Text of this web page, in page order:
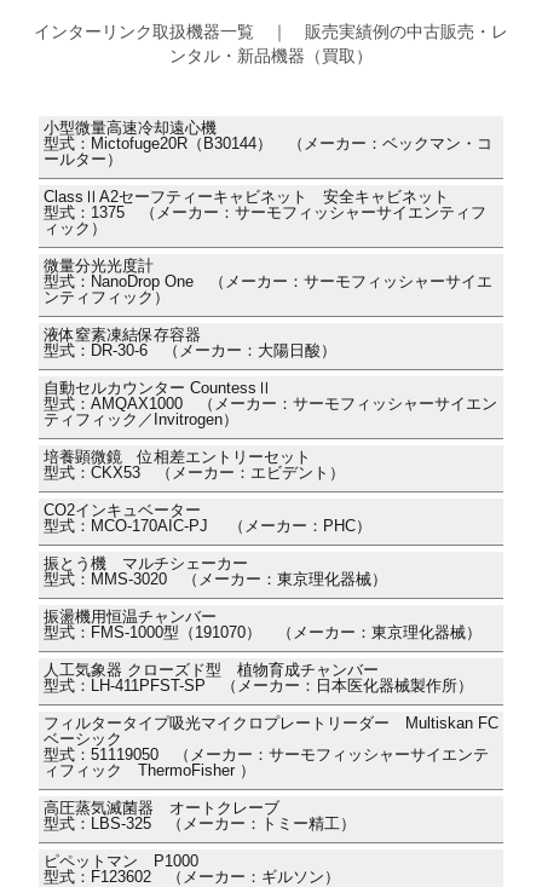
インターリンク取扱機器一覧 ｜ 販売実績例の中古販売・レ
ンタル・新品機器（買取）
小型微量高速冷却遠心機
型式：Mictofuge20R（B30144） （メーカー：ベックマン・コ
ールター）
ClassⅡA2セーフティーキャビネット 安全キャビネット
型式：1375 （メーカー：サーモフィッシャーサイエンティフ
ィック）
微量分光光度計
型式：NanoDrop One （メーカー：サーモフィッシャーサイエ
ンティフィック）
液体窒素凍結保存容器
型式：DR-30-6 （メーカー：大陽日酸）
自動セルカウンター CountessⅡ
型式：AMQAX1000 （メーカー：サーモフィッシャーサイエン
ティフィック／Invitrogen）
培養顕微鏡 位相差エントリーセット
型式：CKX53 （メーカー：エビデント）
CO2インキュベーター
型式：MCO-170AIC-PJ （メーカー：PHC）
振とう機 マルチシェーカー
型式：MMS-3020 （メーカー：東京理化器械）
振盪機用恒温チャンバー
型式：FMS-1000型（191070） （メーカー：東京理化器械）
人工気象器 クローズド型 植物育成チャンバー
型式：LH-411PFST-SP （メーカー：日本医化器械製作所）
フィルタータイプ吸光マイクロプレートリーダー Multiskan FC
ベーシック
型式：51119050 （メーカー：サーモフィッシャーサイエンテ
ィフィック ThermoFisher ）
高圧蒸気滅菌器 オートクレーブ
型式：LBS-325 （メーカー：トミー精工）
ピペットマン P1000
型式：F123602 （メーカー：ギルソン）